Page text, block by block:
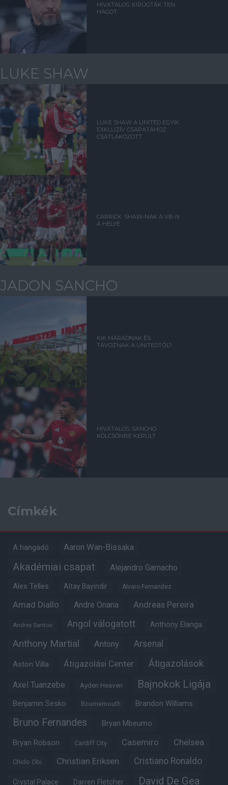
HIVATALOS: KIRÚGTÁK TEN
HAGOT
LUKE SHAW
LUKE SHAW A UNITED EGYIK
EXKLUZÍV CSAPATÁHOZ
CSATLAKOZOTT
CARRICK: SHAW-NAK A VB-N
A HELYE
JADON SANCHO
KIK MARADNAK ÉS
TÁVOZNAK A UNITEDTŐL?
HIVATALOS: SANCHO
KÖLCSÖNBE KERÜLT
Címkék
A hangadó Aaron Wan-Bissaka
Akadémiai csapat Alejandro Garnacho
Alex Telles Altay Bayindir Alvaro Fernandez
Amad Diallo Andre Onana Andreas Pereira
Andrey Santos Angol válogatott Anthony Elanga
Anthony Martial Antony Arsenal
Aston Villa Átigazolási Center Átigazolások
Axel Tuanzebe Ayden Heaven Bajnokok Ligája
Benjamin Sesko Bournemouth Brandon Williams
Bruno Fernandes Bryan Mbeumo
Bryan Robson Cardiff City Casemiro Chelsea
Chido Obi Christian Eriksen Cristiano Ronaldo
Crystal Palace Darren Fletcher David De Gea